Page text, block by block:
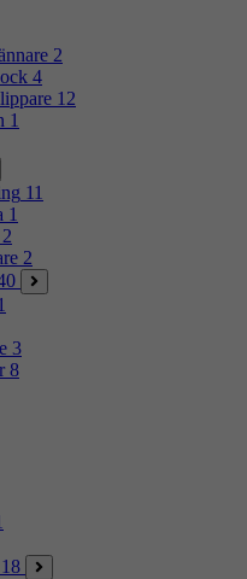
2
4
12
1
11
1
2
2
3
8
18